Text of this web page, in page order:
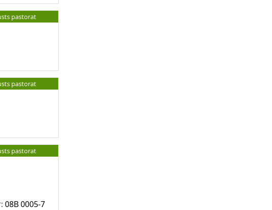
pastorat
pastorat
pastorat
08B 0005-7